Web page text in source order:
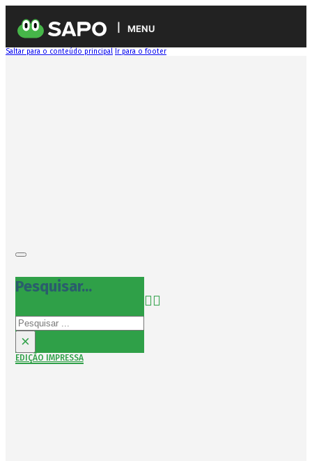
MENU
Saltar para o conteúdo principal Ir para o footer
Pesquisar...
Pesquisar
×
EDIÇÃO IMPRESSA